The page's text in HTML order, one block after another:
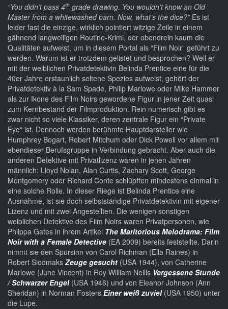
“You didn’t pass 4th grade drawing. You wouldn't know an Old
Master from a whitewashed barn. Now, what’s the dice?”Es ist
leider fast die einzige, wirklich pointiert witzige Zeile in einem
gähnend langweiligen Routine-Krimi, der obendrein kaum die
Qualitäten aufweist, um in diesem Portal als “Film Noir“ geführt zu
werden. Warum ist er trotzdem gelistet und besprochen? Weil er
mit der weiblichen Privatdetektivin Belinda Prentice eine für die
40er Jahre erstaunlich seltene Spezies aufweist, gehört der
Privatdetektiv à la Sam Spade, Philip Marlowe oder Mike Hammer
als zur Ikone des Film Noirs gewordene Figur in jener Zeit quasi
zum Kernbestand der Filmproduktion. Rein numerisch gibt es
zwar nicht so viele Klassiker, deren zentrale Figur ein “Private
Eye“ ist. Dennoch werden berühmte Hauptdarsteller wie
Humphrey Bogart, Robert Mitchum oder Dick Powell vor allem mit
ebendieser Berufsgruppe in Verbindung gebracht. Aber auch die
anderen Detektive mit Privatlizenz waren in jenen Jahren
männlich: Lloyd Nolan, Alan Curtis, Zachary Scott, George
Montgomery oder Richard Conte schlüpften mindestens einmal in
eine solche Rolle. In dieser Riege ist Belinda Prentice eine
Ausnahme, ist sie doch selbstständige Privatdetektivin mit eigener
Lizenz und mit zwei Angestellten. Die wenigen sonstigen
weiblichen Detektive des Film Noirs waren Privatpersonen, wie
Philppa Gates in ihrem Artikel The Maritorious Melodrama: Film
Noir with a Female Detective (EA 2009) bereits feststellte. Darin
nimmt sie den Spürsinn von Carol Richman (Ella Raines) in
Robert Siodmaks Zeuge gesucht (USA 1944), von Catherine
Marlowe (June Vincent) in Roy William Neills Vergessene Stunde
/ Schwarzer Engel(USA 1946) und von Eleanor Johnson (Ann
Sheridan) in Norman Fosters Einer weiß zuviel(USA 1950) unter
die Lupe.